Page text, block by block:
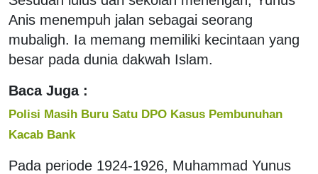
Anis menempuh jalan sebagai seorang
mubaligh. Ia memang memiliki kecintaan yang
besar pada dunia dakwah Islam.
Baca Juga :
Polisi Masih Buru Satu DPO Kasus Pembunuhan
Kacab Bank
Pada periode 1924-1926, Muhammad Yunus